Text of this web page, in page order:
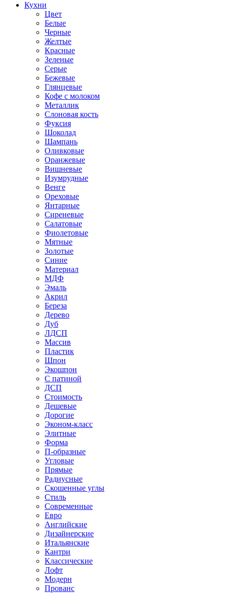
Кухни
Цвет
Белые
Черные
Желтые
Красные
Зеленые
Серые
Бежевые
Глянцевые
Кофе с молоком
Металлик
Слоновая кость
Фуксия
Шоколад
Шампань
Оливковые
Оранжевые
Вишневые
Изумрудные
Венге
Ореховые
Янтарные
Сиреневые
Салатовые
Фиолетовые
Мятные
Золотые
Синие
Материал
МДФ
Эмаль
Акрил
Береза
Дерево
Дуб
ЛДСП
Массив
Пластик
Шпон
Экошпон
С патиной
ДСП
Стоимость
Дешевые
Дорогие
Эконом-класс
Элитные
Форма
П-образные
Угловые
Прямые
Радиусные
Скошенные углы
Стиль
Современные
Евро
Английские
Дизайнерские
Итальянские
Кантри
Классические
Лофт
Модерн
Прованс